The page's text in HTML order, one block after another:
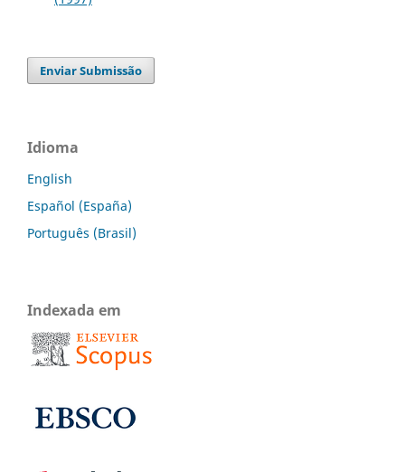
Enviar Submissão
Idioma
English
Español (España)
Português (Brasil)
Indexada em